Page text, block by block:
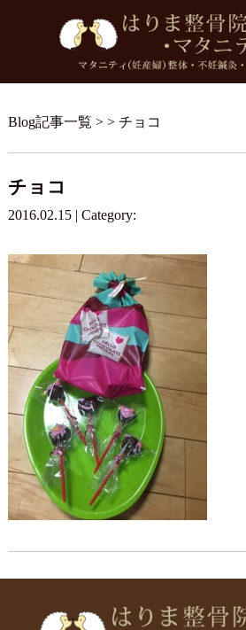
Blog記事一覧 > > チョコ
チョコ
2016.02.15 | Category: